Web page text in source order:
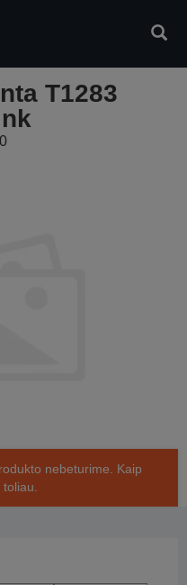
T1283
nebeturime. Kaip